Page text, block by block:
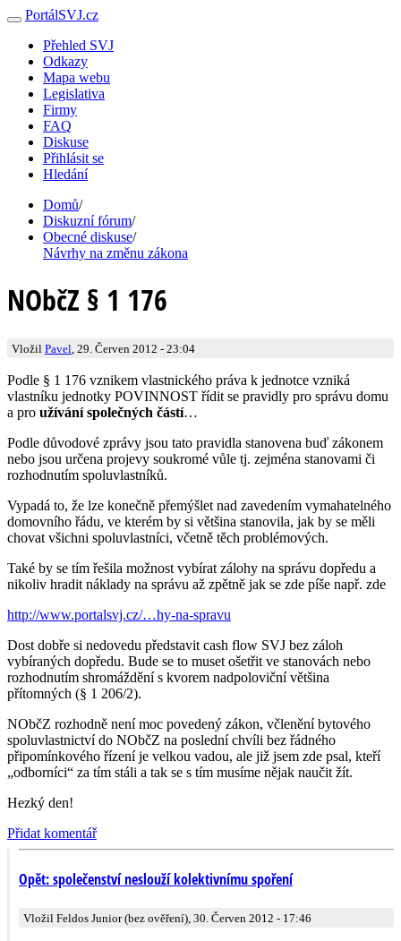
PortálSVJ.cz
Přehled SVJ
Odkazy
Mapa webu
Legislativa
Firmy
FAQ
Diskuse
Přihlásit se
Hledání
Domů/
Diskuzní fórum/
Obecné diskuse/
Návrhy na změnu zákona
NObčZ § 1 176
Vložil Pavel , 29. Červen 2012 - 23:04
Podle § 1 176 vznikem vlastnického práva k jednotce vzniká
vlastníku jednotky POVINNOST řídit se pravidly pro správu domu
a pro užívání společných částí…
Podle důvodové zprávy jsou tato pravidla stanovena buď zákonem
nebo jsou určena projevy soukromé vůle tj. zejména stanovami či
rozhodnutím spoluvlastníků.
Vypadá to, že lze konečně přemýšlet nad zavedením vymahatelného
domovního řádu, ve kterém by si většina stanovila, jak by se měli
chovat všichni spoluvlastníci, včetně těch problémových.
Také by se tím řešila možnost vybírat zálohy na správu dopředu a
nikoliv hradit náklady na správu až zpětně jak se zde píše např. zde
http://www.portalsvj.cz/…hy-na-spravu
Dost dobře si nedovedu představit cash flow SVJ bez záloh
vybíraných dopředu. Bude se to muset ošetřit ve stanovách nebo
rozhodnutím shromáždění s kvorem nadpoloviční většina
přítomných (§ 1 206/2).
NObčZ rozhodně není moc povedený zákon, včlenění bytového
spoluvlastnictví do NObčZ na poslední chvíli bez řádného
připomínkového řízení je velkou vadou, ale již jsem zde psal, kteří
„odborníci“ za tím stáli a tak se s tím musíme nějak naučit žít.
Hezký den!
Přidat komentář
Opět: společenství neslouží kolektivnímu spoření
Vložil Feldos Junior (bez ověření), 30. Červen 2012 - 17:46